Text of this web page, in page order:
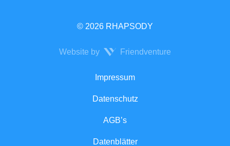
© 2026 RHAPSODY
Website by Friendventure
Impressum
Datenschutz
AGB’s
Datenblätter